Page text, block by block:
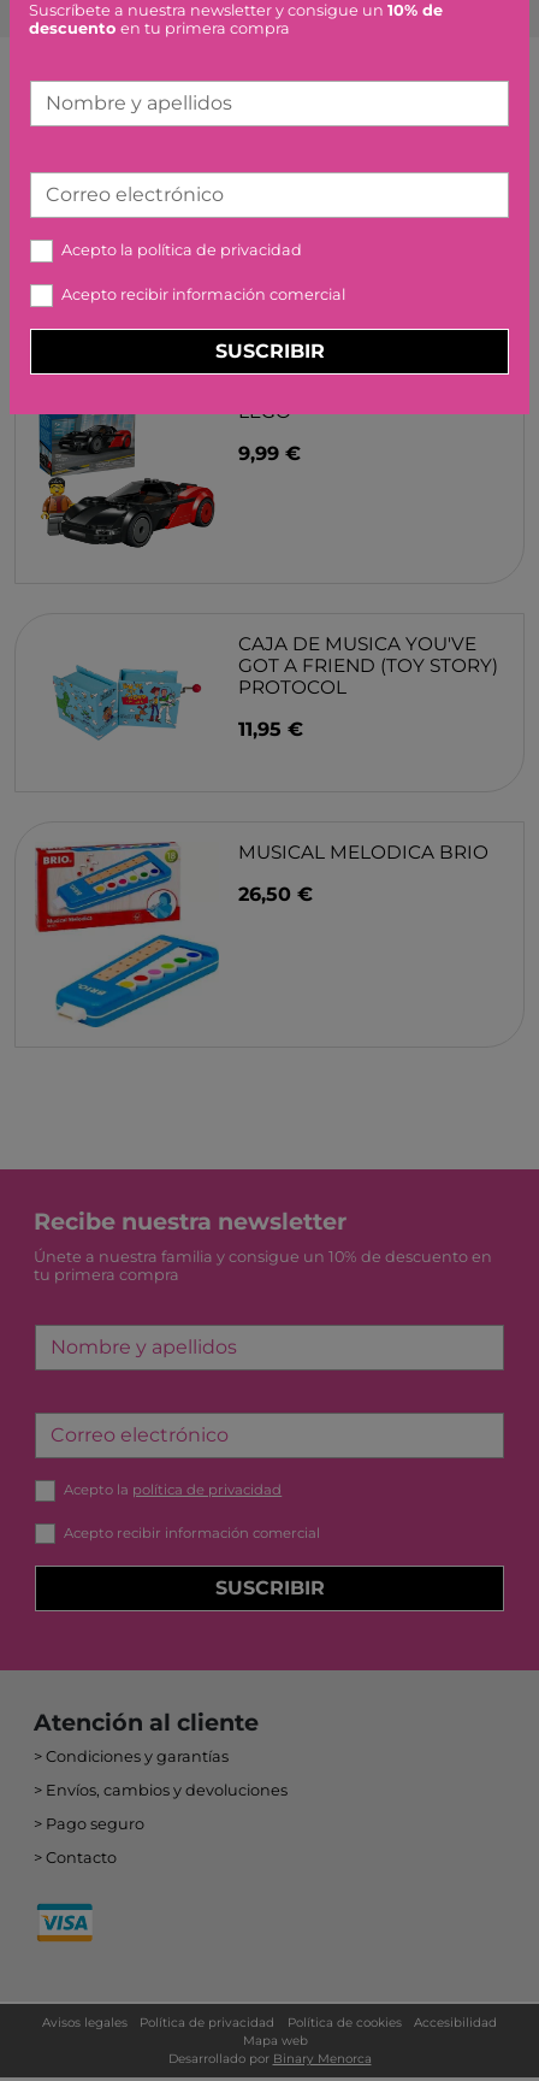
Artículos similares o que combinan
10,95 €
LEGO
9,99 €
CAJA DE MUSICA YOU'VE
GOT A FRIEND (TOY STORY)
PROTOCOL
11,95 €
MUSICAL MELODICA BRIO
26,50 €
Recibe nuestra newsletter
Únete a nuestra familia y consigue un 10% de descuento en
tu primera compra
Nombre y apellidos
Correo electrónico
Acepto la política de privacidad
Acepto recibir información comercial
SUSCRIBIR
Atención al cliente
Condiciones y garantías
Envíos, cambios y devoluciones
Pago seguro
Contacto
Avisos legales Política de privacidad Política de cookies
Accesibilidad
Mapa web
Desarrollado por Binary Menorca
Suscríbete a nuestra newsletter y consigue un 10% de
descuento en tu primera compra
Nombre y apellidos
Correo electrónico
Acepto la política de privacidad
Acepto recibir información comercial
SUSCRIBIR